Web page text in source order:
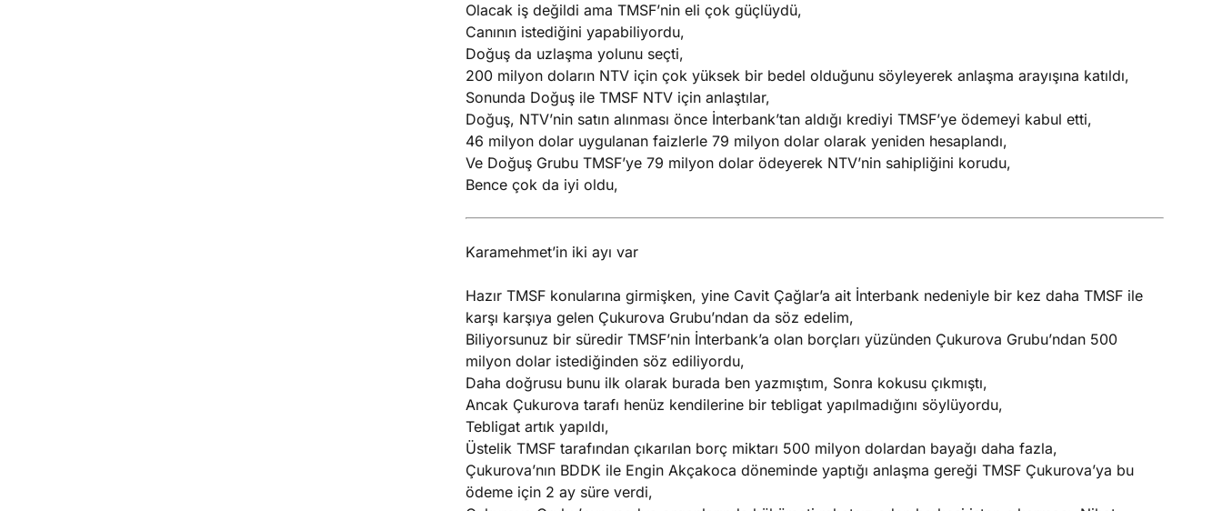
Olacak iş değildi ama TMSF’nin eli çok güçlüydü,
Canının istediğini yapabiliyordu,
Doğuş da uzlaşma yolunu seçti,
200 milyon doların NTV için çok yüksek bir bedel olduğunu söyleyerek anlaşma arayışına katıldı,
Sonunda Doğuş ile TMSF NTV için anlaştılar,
Doğuş, NTV’nin satın alınması önce İnterbank’tan aldığı krediyi TMSF’ye ödemeyi kabul etti,
46 milyon dolar uygulanan faizlerle 79 milyon dolar olarak yeniden hesaplandı,
Ve Doğuş Grubu TMSF’ye 79 milyon dolar ödeyerek NTV’nin sahipliğini korudu,
Bence çok da iyi oldu,
Karamehmet’in iki ayı var
Hazır TMSF konularına girmişken, yine Cavit Çağlar’a ait İnterbank nedeniyle bir kez daha TMSF ile
karşı karşıya gelen Çukurova Grubu’ndan da söz edelim,
Biliyorsunuz bir süredir TMSF’nin İnterbank’a olan borçları yüzünden Çukurova Grubu’ndan 500
milyon dolar istediğinden söz ediliyordu,
Daha doğrusu bunu ilk olarak burada ben yazmıştım, Sonra kokusu çıkmıştı,
Ancak Çukurova tarafı henüz kendilerine bir tebligat yapılmadığını söylüyordu,
Tebligat artık yapıldı,
Üstelik TMSF tarafından çıkarılan borç miktarı 500 milyon dolardan bayağı daha fazla,
Çukurova’nın BDDK ile Engin Akçakoca döneminde yaptığı anlaşma gereği TMSF Çukurova’ya bu
ödeme için 2 ay süre verdi,